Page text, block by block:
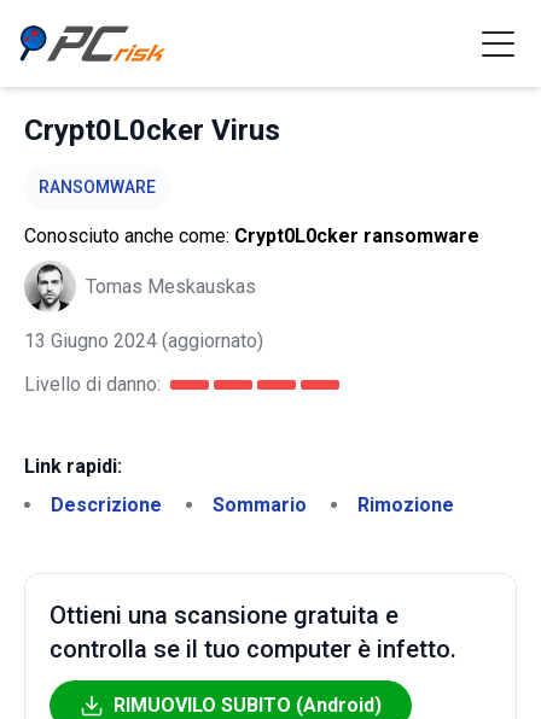
Crypt0L0cker Virus
RANSOMWARE
Conosciuto anche come: Crypt0L0cker ransomware
Tomas Meskauskas
13 Giugno 2024 (aggiornato)
Livello di danno:
Link rapidi:
Descrizione
Sommario Rimozione
Ottieni una scansione gratuita e
controlla se il tuo computer è infetto.
RIMUOVILO SUBITO (Android)